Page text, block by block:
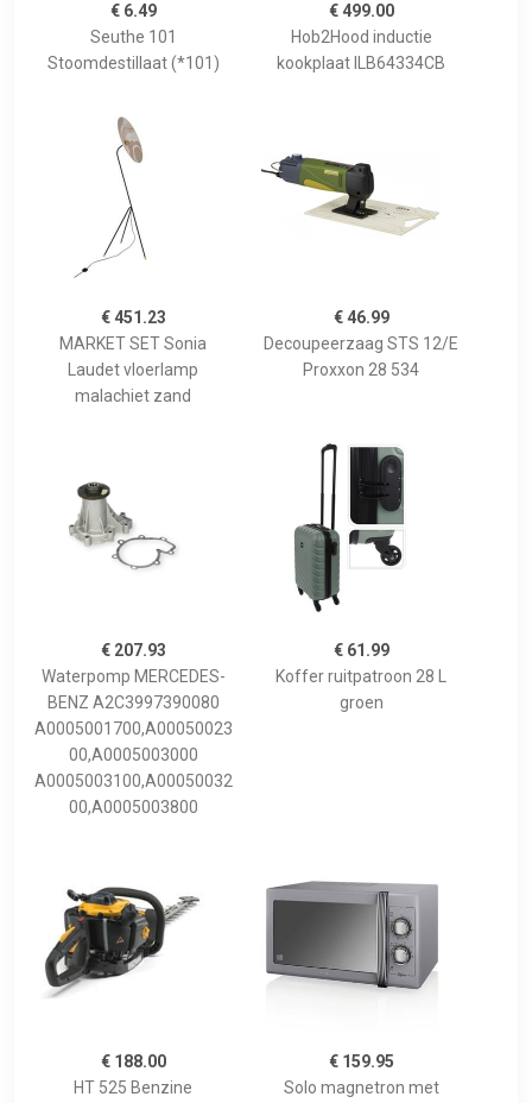
€ 6.49
Seuthe 101
Stoomdestillaat (*101)
€ 499.00
Hob2Hood inductie
kookplaat ILB64334CB
€ 451.23
MARKET SET Sonia
Laudet vloerlamp
malachiet zand
€ 46.99
Decoupeerzaag STS 12/E
Proxxon 28 534
€ 207.93
Waterpomp MERCEDES-
BENZ A2C3997390080
A0005001700,A00050023
00,A0005003000
A0005003100,A00050032
00,A0005003800
€ 61.99
Koffer ruitpatroon 28 L
groen
€ 188.00
HT 525 Benzine
€ 159.95
Solo magnetron met